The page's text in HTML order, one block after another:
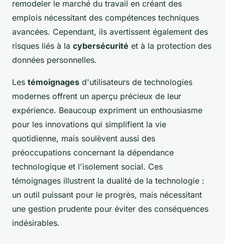
remodeler le marché du travail en créant des
emplois nécessitant des compétences techniques
avancées. Cependant, ils avertissent également des
risques liés à la cybersécurité et à la protection des
données personnelles.
Les témoignages d'utilisateurs de technologies
modernes offrent un aperçu précieux de leur
expérience. Beaucoup expriment un enthousiasme
pour les innovations qui simplifient la vie
quotidienne, mais soulèvent aussi des
préoccupations concernant la dépendance
technologique et l'isolement social. Ces
témoignages illustrent la dualité de la technologie :
un outil puissant pour le progrès, mais nécessitant
une gestion prudente pour éviter des conséquences
indésirables.